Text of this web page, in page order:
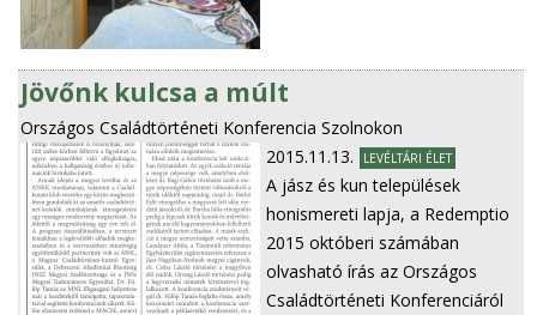
Jövőnk kulcsa a múlt
Országos Családtörténeti Konferencia Szolnokon
2015.11.13.
LEVÉLTÁRI ÉLET
A jász és kun települések
honismereti lapja, a Redemptio
2015 októberi számában
olvasható írás az Országos
Családtörténeti Konferenciáról